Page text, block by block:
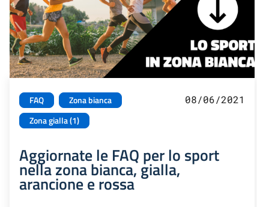
FAQ
Zona bianca
Zona gialla (1)
08/06/2021
Aggiornate le FAQ per lo sport
nella zona bianca, gialla,
arancione e rossa